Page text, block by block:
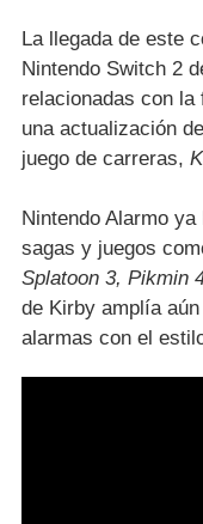
La llegada de este
Nintendo Switch 2
relacionadas con
una actualización
juego de carreras,
Nintendo Alarmo
sagas y juegos
Splatoon 3, Pikmin
de Kirby amplía
alarmas con el